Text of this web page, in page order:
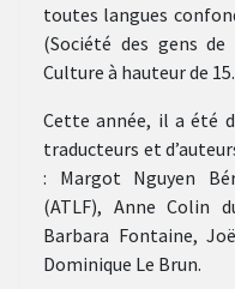
toutes langues
(Société des gens
Culture à hauteur de
Cette année, il a été
traducteurs et
: Margot Nguyen
(ATLF), Anne Colin
Barbara Fontaine,
Dominique Le Brun.